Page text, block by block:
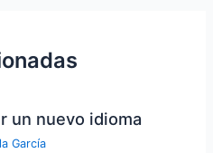
un nuevo idioma
García